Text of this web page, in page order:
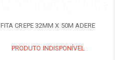
FITA CREPE 32MM X 50M ADERE
PRODUTO INDISPONÍVEL